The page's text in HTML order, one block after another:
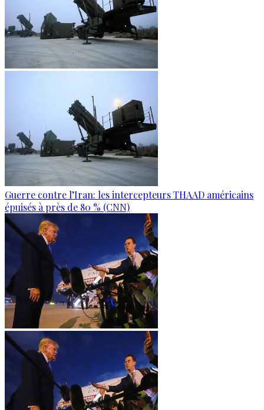
Guerre contre l’Iran: les intercepteurs THAAD américains
épuisés à près de 80 % (CNN)